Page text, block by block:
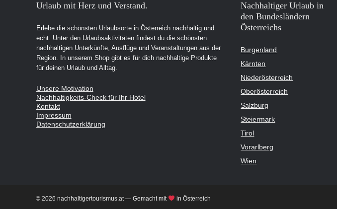
Urlaub mit Herz und Verstand.
Erlebe die schönsten Urlaubsorte in Österreich nachhaltig und
echt. Unter den Urlaubsaktivitäten findest du die schönsten
nachhaltigen Unterkünfte, Ausflüge und Veranstaltungen aus der
Region. In unserem Shop gibt es für dich nachhaltige Produkte
für deinen Urlaub und Alltag.
Unsere Motivation
Nachhaltigkeits-Check für Ihr Hotel
Kontakt
Impressum
Datenschutzerklärung
Nachhaltiger Urlaub in
den Bundesländern
Österreichs
Burgenland
Kärnten
Niederösterreich
Oberösterreich
Salzburg
Steiermark
Tirol
Vorarlberg
Wien
© 2026 nachhaltigertourismus.at — Gemacht mit in Österreich